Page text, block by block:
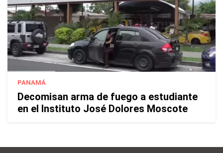
PANAMÁ
Decomisan arma de fuego a estudiante
en el Instituto José Dolores Moscote